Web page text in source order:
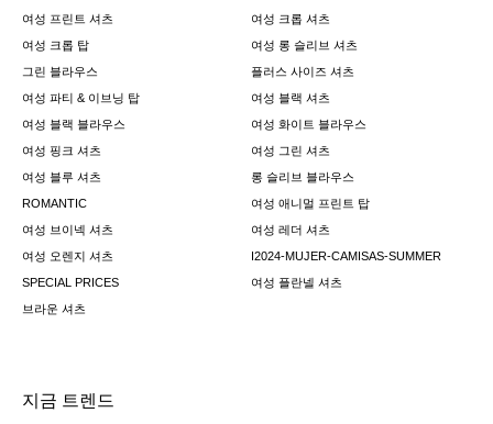
여성 프린트 셔츠
여성 크롭 셔츠
여성 크롭 탑
여성 롱 슬리브 셔츠
그린 블라우스
플러스 사이즈 셔츠
여성 파티 & 이브닝 탑
여성 블랙 셔츠
여성 블랙 블라우스
여성 화이트 블라우스
여성 핑크 셔츠
여성 그린 셔츠
여성 블루 셔츠
롱 슬리브 블라우스
ROMANTIC
여성 애니멀 프린트 탑
여성 브이넥 셔츠
여성 레더 셔츠
여성 오렌지 셔츠
I2024-MUJER-CAMISAS-SUMMER
SPECIAL PRICES
여성 플란넬 셔츠
브라운 셔츠
지금 트렌드